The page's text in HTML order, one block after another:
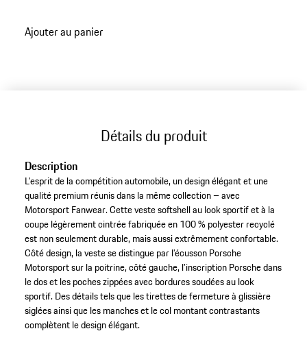
Ajouter au panier
Détails du produit
Description
L’esprit de la compétition automobile, un design élégant et une
qualité premium réunis dans la même collection – avec
Motorsport Fanwear. Cette veste softshell au look sportif et à la
coupe légèrement cintrée fabriquée en 100 % polyester recyclé
est non seulement durable, mais aussi extrêmement confortable.
Côté design, la veste se distingue par l’écusson Porsche
Motorsport sur la poitrine, côté gauche, l’inscription Porsche dans
le dos et les poches zippées avec bordures soudées au look
sportif. Des détails tels que les tirettes de fermeture à glissière
siglées ainsi que les manches et le col montant contrastants
complètent le design élégant.